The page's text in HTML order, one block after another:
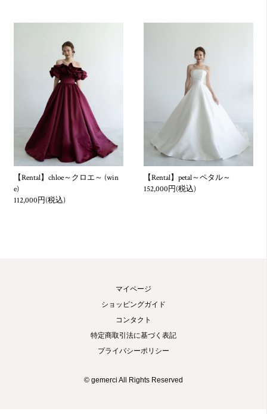
4. 他のお客様に著しい迷惑を及ぼす行為。
5. お客様の、法令の規定、公の秩序もしくは、善良の風俗に反
する行為。
6. お客様が風説を流布し、偽計や威力を用いて当社の信用を棄
損、又は、業務を妨害する行為。
7. お客様が上記の行為を行うおそれがあると認められるとき。
お客様が本ウェブサイトにてお申込みいただきました契約は、
座への振り込みにてお支払いいただきます。
ご登録いただいたメールアドレスに「お申込みを承りました」
の件名にてメールをお送りいたしますので、メールが到着した
翌日から起算して7日以内に当社指定の銀行口座にお振込みく
なお、振込手数料につきましては、お客様のご負担とさせてい
【Rental】chloe～クロエ～ (win
e)
112,000円(税込)
【Rental】petal～ペタル～
152,000円(税込)
マイページ
ショッピングガイド
コンタクト
特定商取引法に基づく表記
プライバシーポリシー
© gemerci All Rights Reserved